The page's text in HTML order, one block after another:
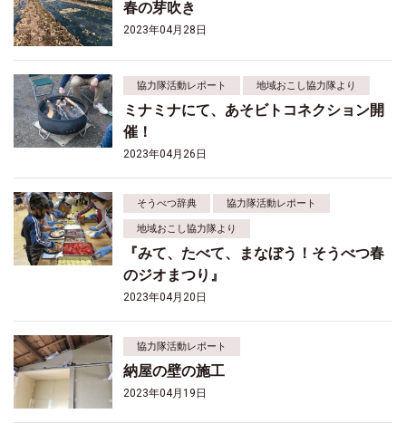
春の芽吹き
2023年04月28日
協力隊活動レポート 地域おこし協力隊より
ミナミナにて、あそビトコネクション開
催！
2023年04月26日
そうべつ辞典 協力隊活動レポート
地域おこし協力隊より
『みて、たべて、まなぼう！そうべつ春
のジオまつり』
2023年04月20日
協力隊活動レポート
納屋の壁の施工
2023年04月19日